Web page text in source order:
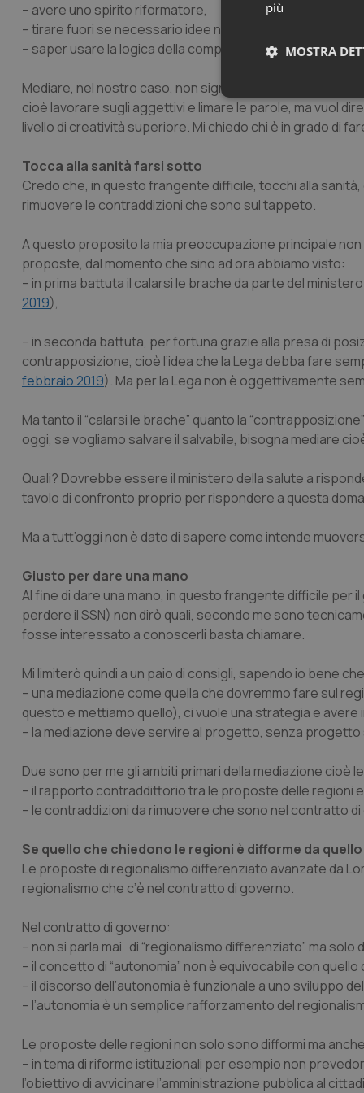
– avere uno spirito riformatore,
– tirare fuori se necessario idee nuove,
– saper usare la logica della compossibilità.
Mediare, nel nostro caso, non significa dire le stesse cose
cioè lavorare sugli aggettivi e limare le parole, ma vuol
livello di creatività superiore. Mi chiedo chi è in grado di
Tocca alla sanità farsi sotto
Credo che, in questo frangente difficile, tocchi alla
rimuovere le contraddizioni che sono sul tappeto.
A questo proposito la mia preoccupazione principale non
proposte, dal momento che sino ad ora abbiamo visto:
– in prima battuta il calarsi le brache da parte del
2019),
– in seconda battuta, per fortuna grazie alla presa di
contrapposizione, cioè l’idea che la Lega debba fare
febbraio 2019). Ma per la Lega non è oggettivamente
Ma tanto il “calarsi le brache” quanto la
oggi, se vogliamo salvare il salvabile, bisogna mediare
Quali? Dovrebbe essere il ministero della salute a
tavolo di confronto proprio per rispondere a questa
Ma a tutt’oggi non è dato di sapere come intende
Giusto per dare una mano
Al fine di dare una mano, in questo frangente difficile per
perdere il SSN) non dirò quali, secondo me sono
fosse interessato a conoscerli basta chiamare.
Mi limiterò quindi a un paio di consigli, sapendo io bene
– una mediazione come quella che dovremmo fare sul
questo e mettiamo quello), ci vuole una strategia e
– la mediazione deve servire al progetto, senza
Due sono per me gli ambiti primari della mediazione cioè
– il rapporto contraddittorio tra le proposte delle regioni
– le contraddizioni da rimuovere che sono nel contratto
Se quello che chiedono le regioni è difforme da
Le proposte di regionalismo differenziato avanzate da
regionalismo che c’è nel contratto di governo.
Nel contratto di governo:
– non si parla mai di “regionalismo differenziato” ma solo
– il concetto di “autonomia” non è equivocabile con quello
– il discorso dell’autonomia è funzionale a uno sviluppo
– l’autonomia è un semplice rafforzamento del
Le proposte delle regioni non solo sono difformi ma
– in tema di riforme istituzionali per esempio non
l’obiettivo di avvicinare l’amministrazione pubblica al
più
MOSTRA
I cookie necessari
e l'accesso alle aree
Nome
tracking-sites-
_ga_KM60CM4NPH
Nome
_ga_0VMQEQKQ1N
VISITOR_INFO1_LIVE
YSC
__Secure-
ROLLOUT_TOKEN
tracking-sites-